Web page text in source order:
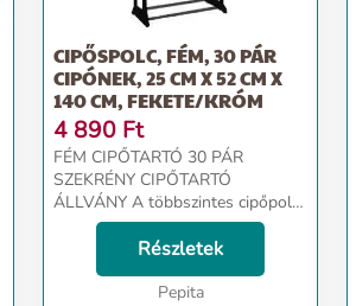
CIPŐSPOLC, FÉM, 30 PÁR
CIPÓNEK, 25 CM X 52 CM X
140 CM, FEKETE/KRÓM
4 890 Ft
FÉM CIPŐTARTÓ 30 PÁR
SZEKRÉNY CIPŐTARTÓ
ÁLLVÁNY A többszintes cipőpolc
nagyon könnyű és stabil. Ideális a
céghez, üzlethez, irodába és
otthonra. Akár 30 pár cipő
Részletek
Pepita